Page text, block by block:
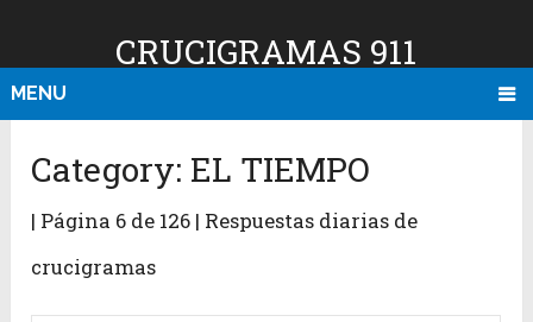
CRUCIGRAMAS 911
MENU
Category: EL TIEMPO
| Página 6 de 126 | Respuestas diarias de
crucigramas